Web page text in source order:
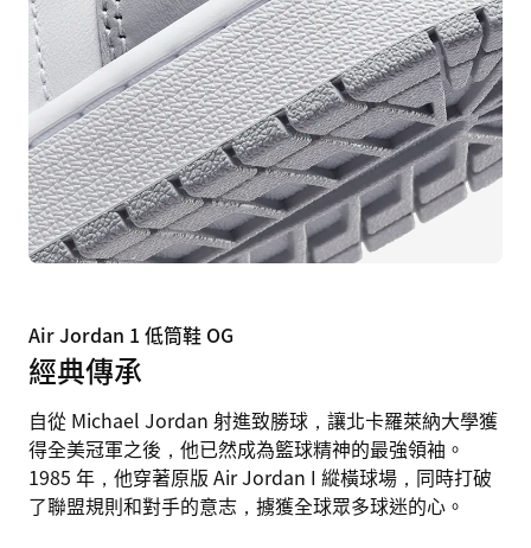
Air Jordan 1 低筒鞋 OG
經典傳承
自從 Michael Jordan 射進致勝球，讓北卡羅萊納大學獲
得全美冠軍之後，他已然成為籃球精神的最強領袖。
1985 年，他穿著原版 Air Jordan I 縱橫球場，同時打破
了聯盟規則和對手的意志，擄獲全球眾多球迷的心。